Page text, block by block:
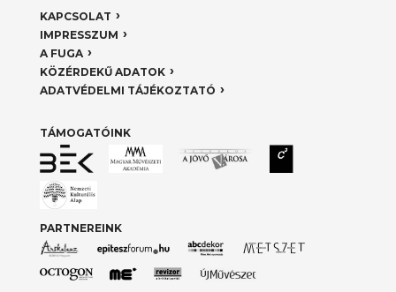
KAPCSOLAT
IMPRESSZUM
A FUGA
KÖZÉRDEKŰ ADATOK
ADATVÉDELMI TÁJÉKOZTATÓ
TÁMOGATÓINK
PARTNEREINK